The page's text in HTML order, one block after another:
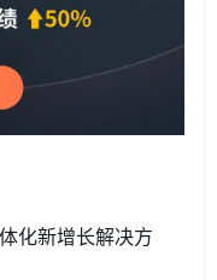
化新增长解决方